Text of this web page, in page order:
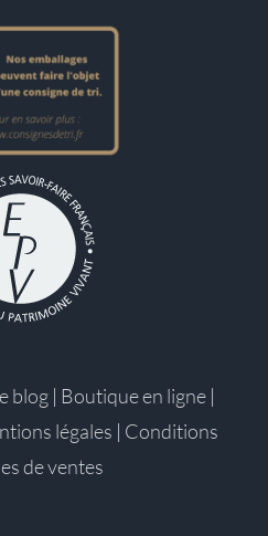
blog | Boutique en ligne |
légales | Conditions
de ventes